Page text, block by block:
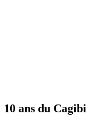
10 ans du Cagibi